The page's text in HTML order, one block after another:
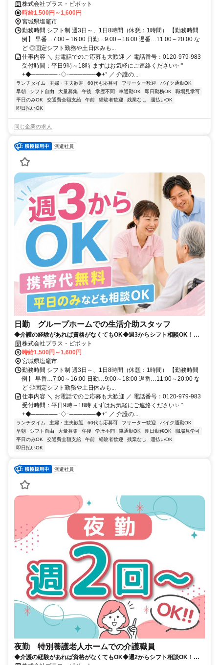
ラス・ピボット独自の福利厚生が多数✨
株式会社プラス・ピボット
時給1,500円～1,600円
宮城県塩竈市
勤務時間 シフト制 週3日～、1日8時間（休憩：1時間） 【勤務時間
例】 早番…7:00～16:00 日勤…9:00～18:00 遅番…11:00～20:00 な
ど ◎固定シフト勤務や土日休みも...
仕事内容 ＼ お電話でのご応募も大歓迎 ／ 電話番号：0120-979-983
受付時間：平日9時～18時 まずはお気軽にご連絡ください✨ °
+◆──────･◇･──────◆+° ／ 介護の...
ランチタイム 主婦・主夫歓迎 60代も応募可 フリーター歓迎
バイク通勤OK
早朝
シフト自由 大量募集 午後 学歴不問 車通勤OK 即日勤務OK
職場見学可
平日のみOK
交通費全額支給 午前 経験者歓迎 残業なし
週払いOK
即日払いOK
同じ企業の求人
派遣社員
日勤 グループホームでの生活介助スタッフ
◆介護の経験があれば資格がなくてもOK◆週3からシフト相談OK！プ
ラス・ピボット独自の福利厚生が多数✨
株式会社プラス・ピボット
時給1,500円～1,600円
宮城県塩竈市
勤務時間 シフト制 週3日～、1日8時間（休憩：1時間） 【勤務時間
例】 早番…7:00～16:00 日勤…9:00～18:00 遅番…11:00～20:00 な
ど ◎固定シフト勤務や土日休みも...
仕事内容 ＼ お電話でのご応募も大歓迎 ／ 電話番号：0120-979-983
受付時間：平日9時～18時 まずはお気軽にご連絡ください✨ °
+◆──────･◇･──────◆+° ／ 介護の...
ランチタイム 主婦・主夫歓迎 60代も応募可 フリーター歓迎
バイク通勤OK
早朝
シフト自由 大量募集 午後 学歴不問 車通勤OK 即日勤務OK
職場見学可
平日のみOK
交通費全額支給 午前 経験者歓迎 残業なし
週払いOK
即日払いOK
派遣社員
夜勤 特別養護老人ホームでの介護職員
◆介護の経験があれば資格がなくてもOK◆週2からシフト相談OK！プ